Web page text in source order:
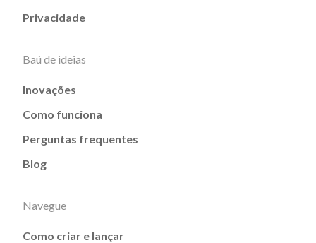
Privacidade
Baú de ideias
Inovações
Como funciona
Perguntas frequentes
Blog
Navegue
Como criar e lançar